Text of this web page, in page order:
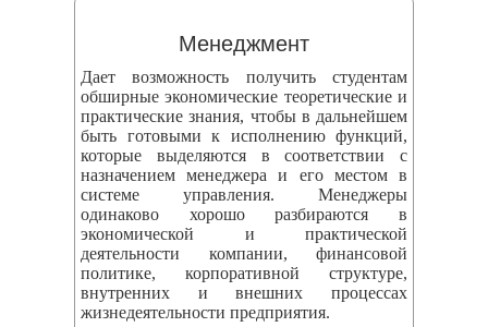
Менеджмент
Дает возможность получить студентам
обширные экономические теоретические и
практические знания, чтобы в дальнейшем
быть готовыми к исполнению функций,
которые выделяются в соответствии с
назначением менеджера и его местом в
системе управления. Менеджеры
одинаково хорошо разбираются в
экономической и практической
деятельности компании, финансовой
политике, корпоративной структуре,
внутренних и внешних процессах
жизнедеятельности предприятия.